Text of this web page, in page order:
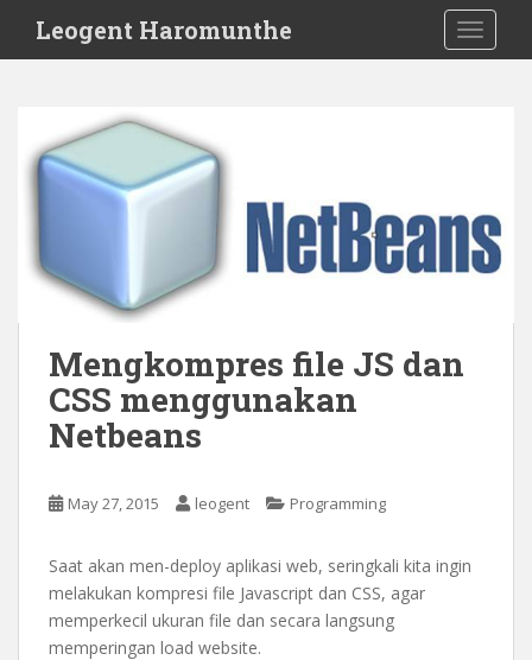
i
Leogent Haromunthe
Mengkompres file JS dan
CSS menggunakan
Netbeans
May 27, 2015 leogent Programming
Saat akan men-deploy aplikasi web, seringkali kita ingin
melakukan kompresi file Javascript dan CSS, agar
memperkecil ukuran file dan secara langsung
memperingan load website.